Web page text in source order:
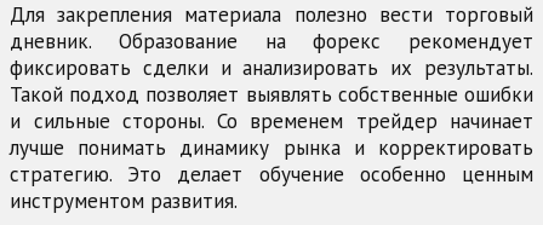
Для закрепления материала полезно вести торговый
дневник. Образование на форекс рекомендует
фиксировать сделки и анализировать их результаты.
Такой подход позволяет выявлять собственные ошибки
и сильные стороны. Со временем трейдер начинает
лучше понимать динамику рынка и корректировать
стратегию. Это делает обучение особенно ценным
инструментом развития.